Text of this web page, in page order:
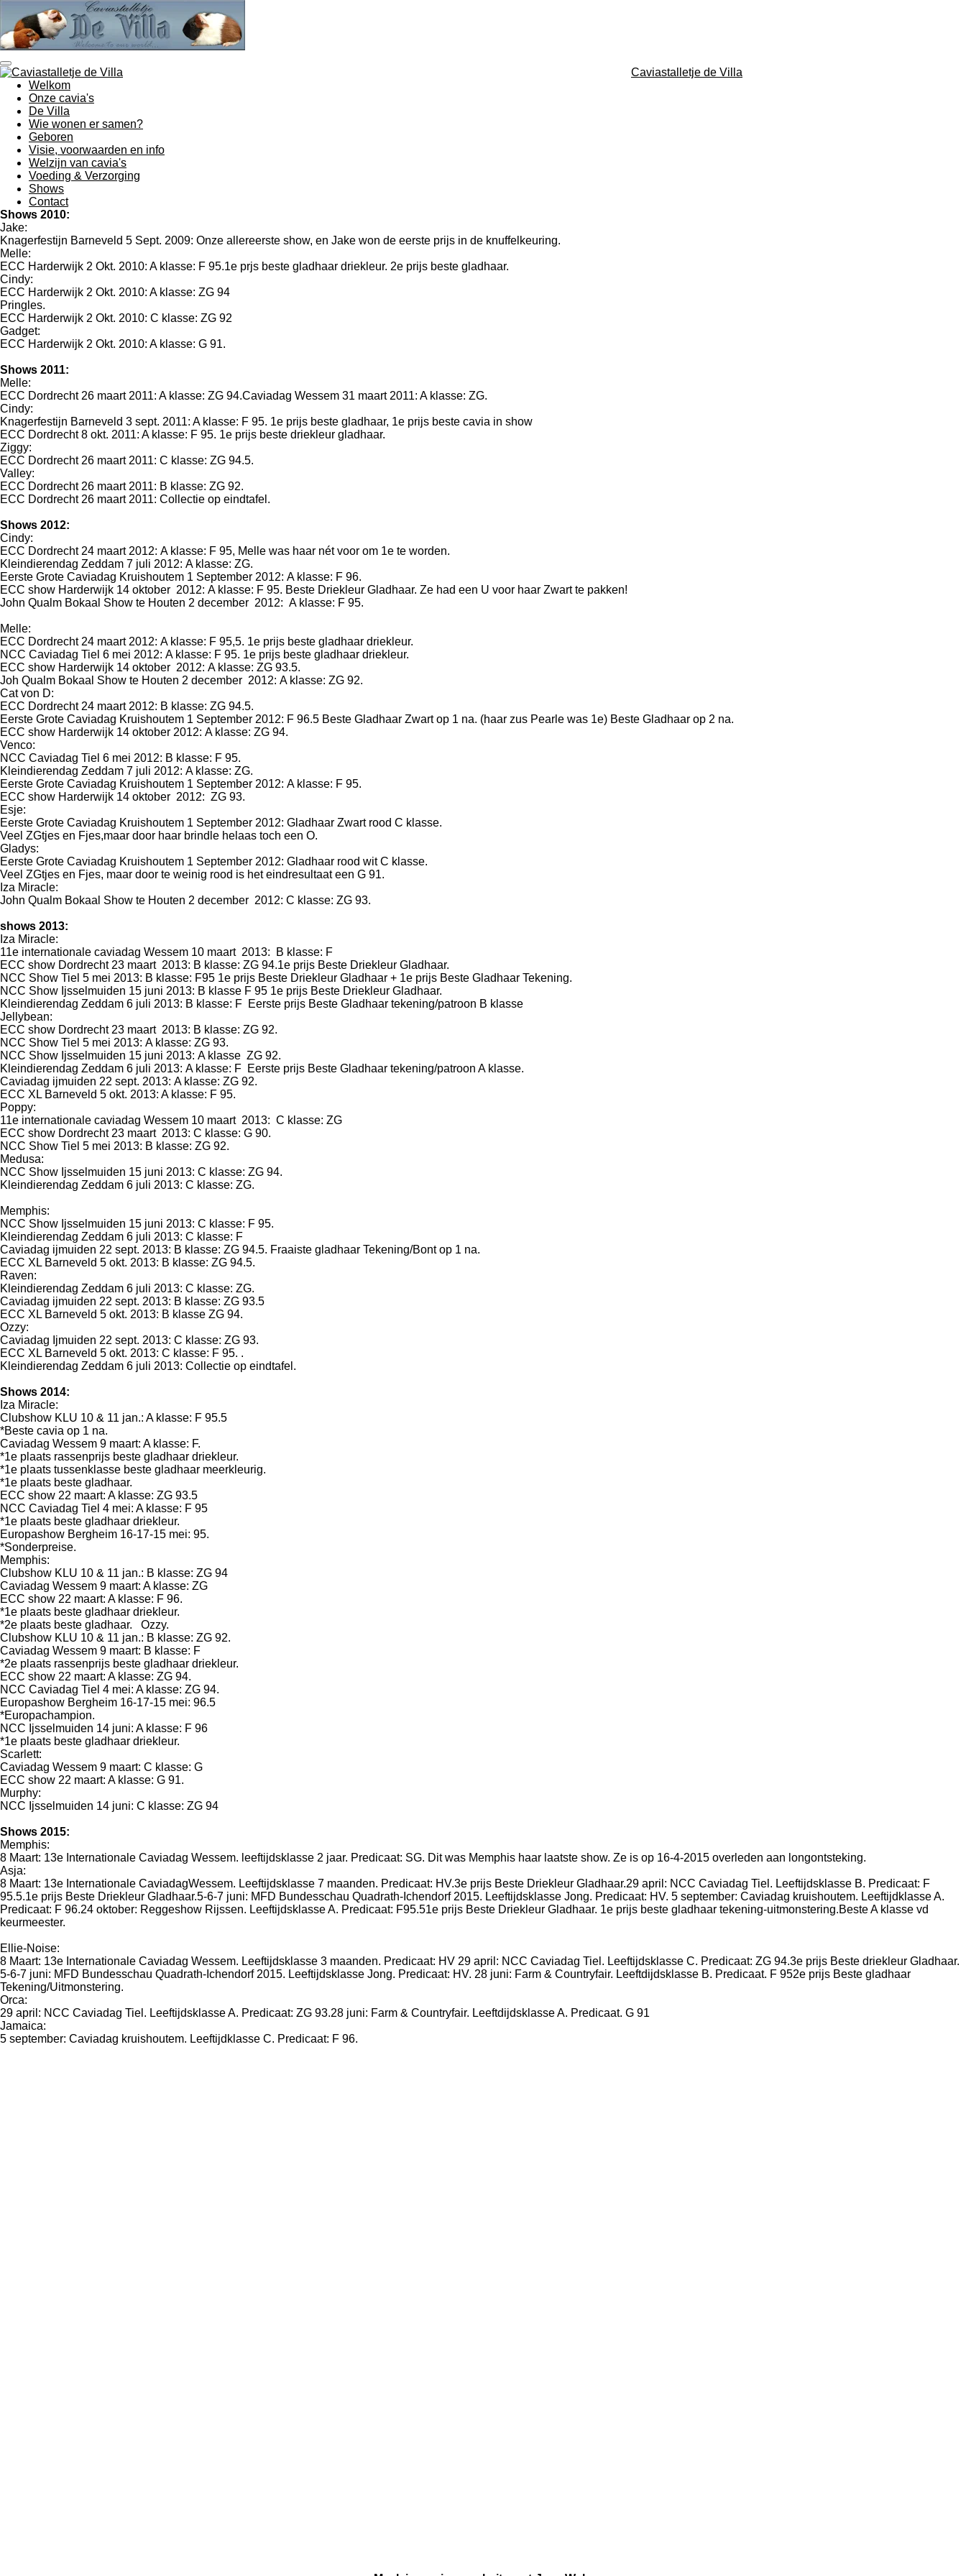
direct
naar
de
hoofdinhoud
Caviastalletje de Villa
Welkom
Onze cavia's
De Villa
Wie wonen er samen?
Geboren
Visie, voorwaarden en info
Welzijn van cavia's
Voeding & Verzorging
Shows
Contact
Shows 2010:
Jake:
Knagerfestijn Barneveld 5 Sept. 2009: Onze allereerste show, en Jake won de eerste prijs in de knuffelkeuring.
Melle:
ECC Harderwijk 2 Okt. 2010: A klasse: F 95.1e prjs beste gladhaar driekleur. 2e prijs beste gladhaar.
Cindy:
ECC Harderwijk 2 Okt. 2010: A klasse: ZG 94
Pringles.
ECC Harderwijk 2 Okt. 2010: C klasse: ZG 92
Gadget:
ECC Harderwijk 2 Okt. 2010: A klasse: G 91.
Shows 2011:
Melle:
ECC Dordrecht 26 maart 2011: A klasse: ZG 94.Caviadag Wessem 31 maart 2011: A klasse: ZG.
Cindy:
Knagerfestijn Barneveld 3 sept. 2011: A klasse: F 95. 1e prijs beste gladhaar, 1e prijs beste cavia in show
ECC Dordrecht 8 okt. 2011: A klasse: F 95. 1e prijs beste driekleur gladhaar.
Ziggy:
ECC Dordrecht 26 maart 2011: C klasse: ZG 94.5.
Valley:
ECC Dordrecht 26 maart 2011: B klasse: ZG 92.
ECC Dordrecht 26 maart 2011: Collectie op eindtafel.
Shows 2012:
Cindy:
ECC Dordrecht 24 maart 2012: A klasse: F 95, Melle was haar nét voor om 1e te worden.
Kleindierendag Zeddam 7 juli 2012: A klasse: ZG.
Eerste Grote Caviadag Kruishoutem 1 September 2012: A klasse: F 96.
ECC show Harderwijk 14 oktober 2012: A klasse: F 95. Beste Driekleur Gladhaar. Ze had een U voor haar Zwart te pakken!
John Qualm Bokaal Show te Houten 2 december 2012: A klasse: F 95.
Melle:
ECC Dordrecht 24 maart 2012: A klasse: F 95,5. 1e prijs beste gladhaar driekleur.
NCC Caviadag Tiel 6 mei 2012: A klasse: F 95. 1e prijs beste gladhaar driekleur.
ECC show Harderwijk 14 oktober 2012: A klasse: ZG 93.5.
Joh Qualm Bokaal Show te Houten 2 december 2012: A klasse: ZG 92.
Cat von D:
ECC Dordrecht 24 maart 2012: B klasse: ZG 94.5.
Eerste Grote Caviadag Kruishoutem 1 September 2012: F 96.5 Beste Gladhaar Zwart op 1 na. (haar zus Pearle was 1e) Beste Gladhaar op 2 na.
ECC show Harderwijk 14 oktober 2012: A klasse: ZG 94.
Venco:
NCC Caviadag Tiel 6 mei 2012: B klasse: F 95.
Kleindierendag Zeddam 7 juli 2012: A klasse: ZG.
Eerste Grote Caviadag Kruishoutem 1 September 2012: A klasse: F 95.
ECC show Harderwijk 14 oktober 2012: ZG 93.
Esje:
Eerste Grote Caviadag Kruishoutem 1 September 2012: Gladhaar Zwart rood C klasse.
Veel ZGtjes en Fjes,maar door haar brindle helaas toch een O.
Gladys:
Eerste Grote Caviadag Kruishoutem 1 September 2012: Gladhaar rood wit C klasse.
Veel ZGtjes en Fjes, maar door te weinig rood is het eindresultaat een G 91.
Iza Miracle:
John Qualm Bokaal Show te Houten 2 december 2012: C klasse: ZG 93.
shows 2013:
Iza Miracle:
11e internationale caviadag Wessem 10 maart 2013: B klasse: F
ECC show Dordrecht 23 maart 2013: B klasse: ZG 94.1e prijs Beste Driekleur Gladhaar.
NCC Show Tiel 5 mei 2013: B klasse: F95 1e prijs Beste Driekleur Gladhaar + 1e prijs Beste Gladhaar Tekening.
NCC Show Ijsselmuiden 15 juni 2013: B klasse F 95 1e prijs Beste Driekleur Gladhaar.
Kleindierendag Zeddam 6 juli 2013: B klasse: F Eerste prijs Beste Gladhaar tekening/patroon B klasse
Jellybean:
ECC show Dordrecht 23 maart 2013: B klasse: ZG 92.
NCC Show Tiel 5 mei 2013: A klasse: ZG 93.
NCC Show Ijsselmuiden 15 juni 2013: A klasse ZG 92.
Kleindierendag Zeddam 6 juli 2013: A klasse: F Eerste prijs Beste Gladhaar tekening/patroon A klasse.
Caviadag ijmuiden 22 sept. 2013: A klasse: ZG 92.
ECC XL Barneveld 5 okt. 2013: A klasse: F 95.
Poppy:
11e internationale caviadag Wessem 10 maart 2013: C klasse: ZG
ECC show Dordrecht 23 maart 2013: C klasse: G 90.
NCC Show Tiel 5 mei 2013: B klasse: ZG 92.
Medusa:
NCC Show Ijsselmuiden 15 juni 2013: C klasse: ZG 94.
Kleindierendag Zeddam 6 juli 2013: C klasse: ZG.
Memphis:
NCC Show Ijsselmuiden 15 juni 2013: C klasse: F 95.
Kleindierendag Zeddam 6 juli 2013: C klasse: F
Caviadag ijmuiden 22 sept. 2013: B klasse: ZG 94.5. Fraaiste gladhaar Tekening/Bont op 1 na.
ECC XL Barneveld 5 okt. 2013: B klasse: ZG 94.5.
Raven:
Kleindierendag Zeddam 6 juli 2013: C klasse: ZG.
Caviadag ijmuiden 22 sept. 2013: B klasse: ZG 93.5
ECC XL Barneveld 5 okt. 2013: B klasse ZG 94.
Ozzy:
Caviadag Ijmuiden 22 sept. 2013: C klasse: ZG 93.
ECC XL Barneveld 5 okt. 2013: C klasse: F 95. .
Kleindierendag Zeddam 6 juli 2013: Collectie op eindtafel.
Shows 2014:
Iza Miracle:
Clubshow KLU 10 & 11 jan.: A klasse: F 95.5
*Beste cavia op 1 na.
Caviadag Wessem 9 maart: A klasse: F.
*1e plaats rassenprijs beste gladhaar driekleur.
*1e plaats tussenklasse beste gladhaar meerkleurig.
*1e plaats beste gladhaar.
ECC show 22 maart: A klasse: ZG 93.5
NCC Caviadag Tiel 4 mei: A klasse: F 95
*1e plaats beste gladhaar driekleur.
Europashow Bergheim 16-17-15 mei: 95.
*Sonderpreise.
Memphis:
Clubshow KLU 10 & 11 jan.: B klasse: ZG 94
Caviadag Wessem 9 maart: A klasse: ZG
ECC show 22 maart: A klasse: F 96.
*1e plaats beste gladhaar driekleur.
*2e plaats beste gladhaar.
Ozzy.
Clubshow KLU 10 & 11 jan.: B klasse: ZG 92.
Caviadag Wessem 9 maart: B klasse: F
*2e plaats rassenprijs beste gladhaar driekleur.
ECC show 22 maart: A klasse: ZG 94.
NCC Caviadag Tiel 4 mei: A klasse: ZG 94.
Europashow Bergheim 16-17-15 mei: 96.5
*Europachampion.
NCC Ijsselmuiden 14 juni: A klasse: F 96
*1e plaats beste gladhaar driekleur.
Scarlett:
Caviadag Wessem 9 maart: C klasse: G
ECC show 22 maart: A klasse: G 91.
Murphy:
NCC Ijsselmuiden 14 juni: C klasse: ZG 94
Shows 2015:
Memphis:
8 Maart: 13e Internationale Caviadag Wessem. leeftijdsklasse 2 jaar. Predicaat: SG. Dit was Memphis haar laatste show. Ze is op 16-4-2015 overleden aan longontsteking.
Asja:
8 Maart: 13e Internationale CaviadagWessem. Leeftijdsklasse 7 maanden. Predicaat: HV.3e prijs Beste Driekleur Gladhaar.29 april: NCC Caviadag Tiel. Leeftijdsklasse B. Predicaat: F
95.5.1e prijs Beste Driekleur Gladhaar.5-6-7 juni: MFD Bundesschau Quadrath-Ichendorf 2015. Leeftijdsklasse Jong. Predicaat: HV. 5 september: Caviadag kruishoutem. Leeftijdklasse A.
Predicaat: F 96.24 oktober: Reggeshow Rijssen. Leeftijdsklasse A. Predicaat: F95.51e prijs Beste Driekleur Gladhaar. 1e prijs beste gladhaar tekening-uitmonstering.Beste A klasse vd
keurmeester.
Ellie-Noise:
8 Maart: 13e Internationale Caviadag Wessem. Leeftijdsklasse 3 maanden. Predicaat: HV 29 april: NCC Caviadag Tiel. Leeftijdsklasse C. Predicaat: ZG 94.3e prijs Beste driekleur Gladhaar.
5-6-7 juni: MFD Bundesschau Quadrath-Ichendorf 2015. Leeftijdsklasse Jong. Predicaat: HV. 28 juni: Farm & Countryfair. Leeftdijdsklasse B. Predicaat. F 952e prijs Beste gladhaar
Tekening/Uitmonstering.
Orca:
29 april: NCC Caviadag Tiel. Leeftijdsklasse A. Predicaat: ZG 93.28 juni: Farm & Countryfair. Leeftdijdsklasse A. Predicaat. G 91
Jamaica:
5 september: Caviadag kruishoutem. Leeftijdklasse C. Predicaat: F 96.